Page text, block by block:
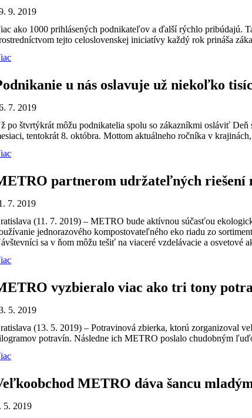
9. 2019
ako 1000 prihlásených podnikateľov a ďalší rýchlo pribúdajú.
tejto celoslovenskej iniciatívy každý rok prináša
u nás oslavuje už niekoľko
7. 2019
po štvrtýkrát môžu podnikatelia spolu so zákazníkmi osláviť
tentokrát 8. októbra. Mottom aktuálneho ročníka v
partnerom udržateľných riešení
7. 2019
(11. 7. 2019) – METRO bude aktívnou súčasťou
jednorazového kompostovateľného eko riadu zo
sa v ňom môžu tešiť na viaceré vzdelávacie a
vyzbieralo viac ako tri tony
5. 2019
(13. 5. 2019) – Potravinová zbierka, ktorú zorganizoval
potravín. Následne ich METRO poslalo chudobným
METRO dáva šancu
5. 2019